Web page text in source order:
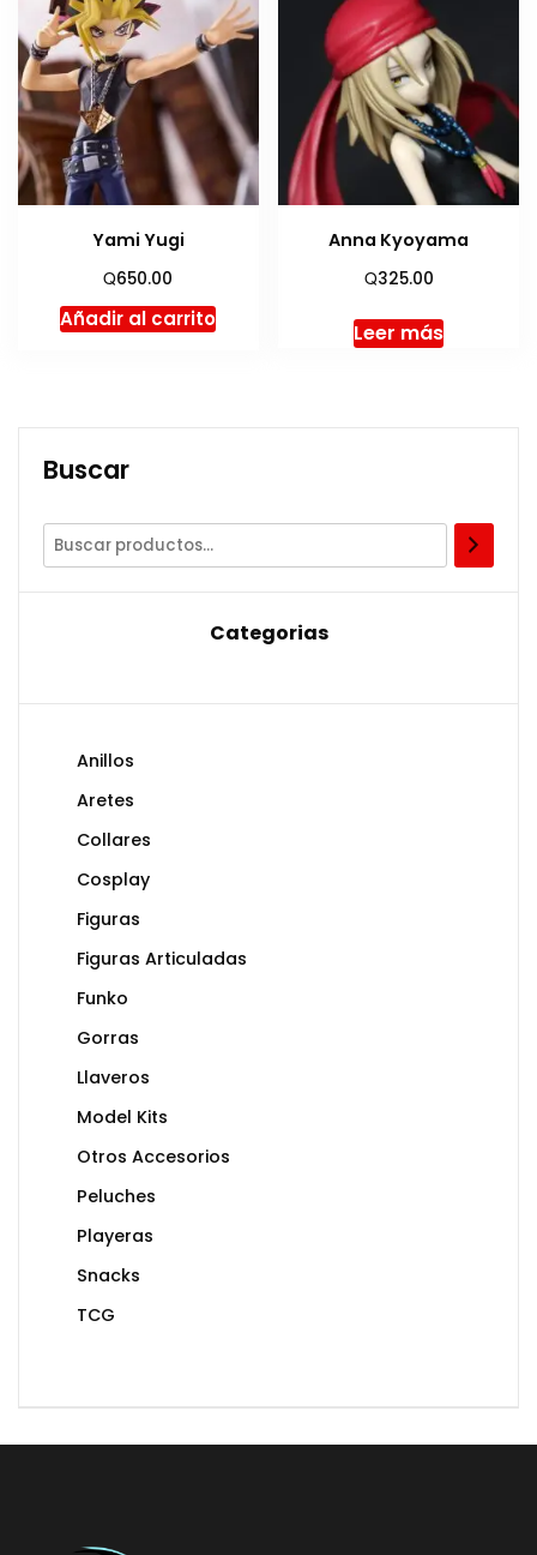
Yami Yugi
Q650.00
Añadir al carrito
Anna Kyoyama
Q325.00
Leer más
Buscar
Categorias
Anillos
Aretes
Collares
Cosplay
Figuras
Figuras Articuladas
Funko
Gorras
Llaveros
Model Kits
Otros Accesorios
Peluches
Playeras
Snacks
TCG